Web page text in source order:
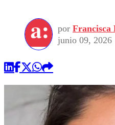
Seleccion
Torneo
Universidad
Economía
Internacional
Opinión
por Francisca
junio 09, 2026